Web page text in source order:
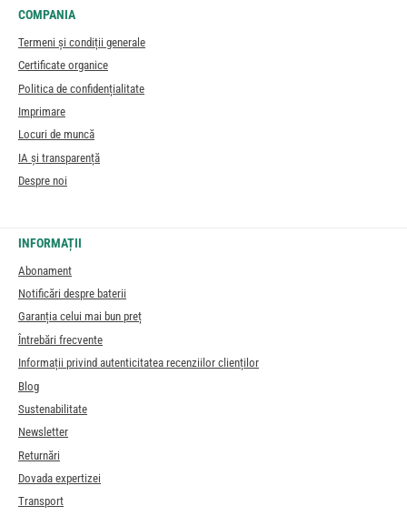
COMPANIA
Termeni și condiții generale
Certificate organice
Politica de confidențialitate
Imprimare
Locuri de muncă
IA și transparență
Despre noi
INFORMAȚII
Abonament
Notificări despre baterii
Garanția celui mai bun preț
Întrebări frecvente
Informații privind autenticitatea recenziilor clienților
Blog
Sustenabilitate
Newsletter
Returnări
Dovada expertizei
Transport